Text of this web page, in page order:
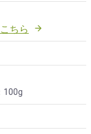
ちら 
100g